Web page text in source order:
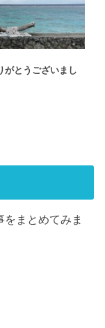
がとうございまし
まとめてみま